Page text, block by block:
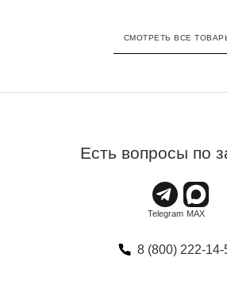
СМОТРЕТЬ ВСЕ
Есть вопросы по
8 (800) 222-14-